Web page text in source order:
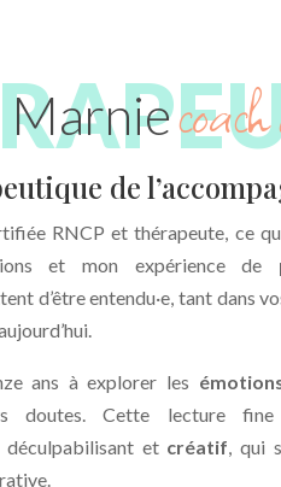
Marnie
de
RNCP et thérapeute, ce
et mon expérience de
d’être entendu·e, tant dans
ans à explorer les
doutes. Cette lecture fine
déculpabilisant et créatif, qui